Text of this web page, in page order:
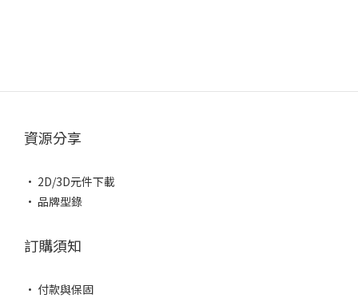
資源分享
• 2D/3D元件下載
• 品牌型錄
訂購須知
• 付款與保固